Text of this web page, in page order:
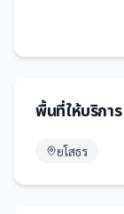
พื้นที่ให้บริการ
ยโสธร